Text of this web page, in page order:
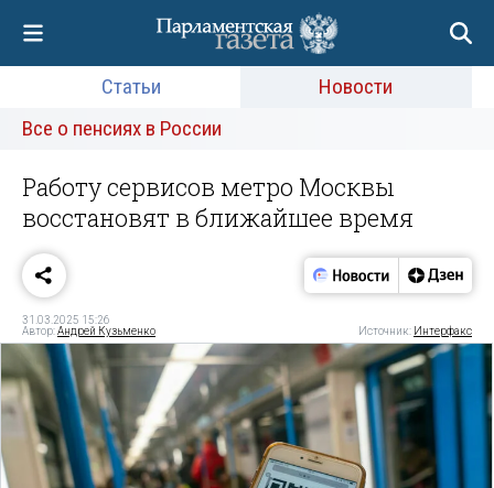
Статьи
Новости
Все о пенсиях в России
Работу сервисов метро Москвы
восстановят в ближайшее время
31.03.2025 15:26
Автор:Андрей Кузьменко Источник: Интерфакс